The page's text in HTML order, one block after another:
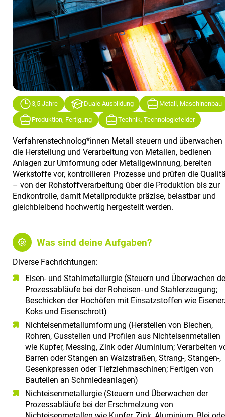
3,5 Jahre Duale Ausbildung Metall, Maschinenbau
Produktion, Fertigung Technik, Technologiefelder
Verfahrenstechnolog*innen Metall steuern und überwachen
die Herstellung und Verarbeitung von Metallen, bedienen
Anlagen zur Umformung oder Metallgewinnung, bereiten
Werkstoffe vor, kontrollieren Prozesse und prüfen die
– von der Rohstoffverarbeitung über die Produktion bis zur
Endkontrolle, damit Metallprodukte präzise, belastbar und
gleichbleibend hochwertig hergestellt werden.
Was sind deine Aufgaben?
Diverse Fachrichtungen:
Eisen- und Stahlmetallurgie (Steuern und Überwachen
Prozessabläufe bei der Roheisen- und Stahlerzeugung;
Beschicken der Hochöfen mit Einsatzstoffen wie
Koks und Eisenschrott)
Nichteisenmetallumformung (Herstellen von Blechen,
Rohren, Gussteilen und Profilen aus Nichteisenmetallen
wie Kupfer, Messing, Zink oder Aluminium; Verarbeiten
Barren oder Stangen an Walzstraßen, Strang-, Stangen-,
Gesenkpressen oder Tiefziehmaschinen; Fertigen von
Bauteilen an Schmiedeanlagen)
Nichteisenmetallurgie (Steuern und Überwachen der
Prozessabläufe bei der Erschmelzung von